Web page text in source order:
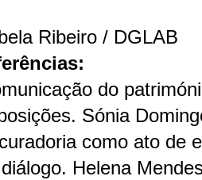
Ribeiro / DGLAB
do
Sónia
como ato de
Helena